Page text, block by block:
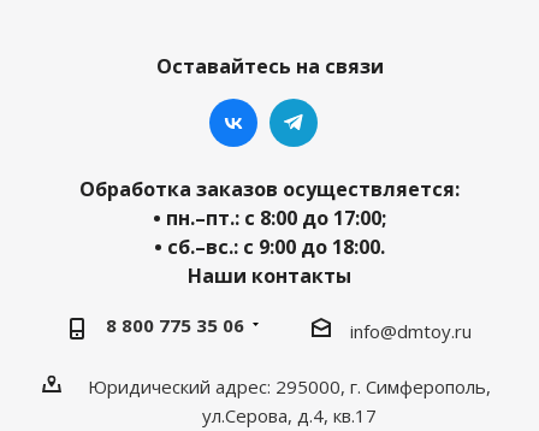
Оставайтесь на связи
Обработка заказов осуществляется:
• пн.–пт.: с 8:00 до 17:00;
• сб.–вс.: с 9:00 до 18:00.
Наши контакты
8 800 775 35 06 info@dmtoy.ru
Юридический адрес: 295000, г. Симферополь,
ул.Серова, д.4, кв.17